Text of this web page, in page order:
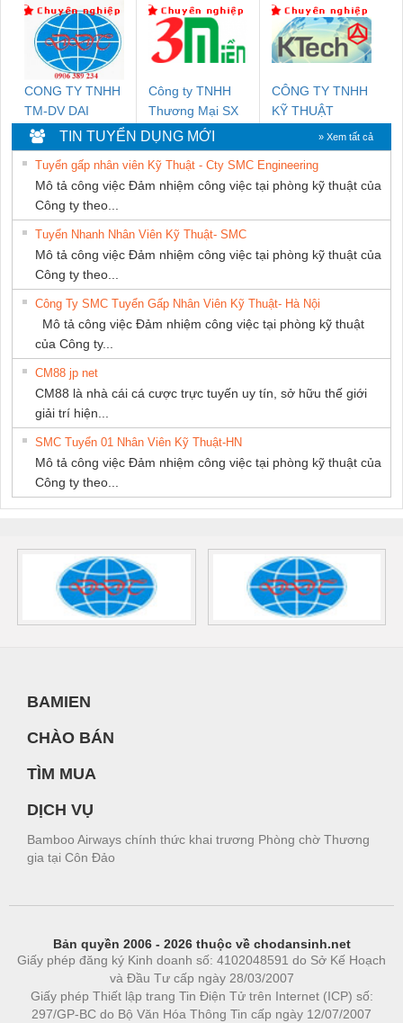
THUẬT ĐIỆN CƠ
GIA HƯNG PHÁT
NAM
PHƯƠNG NAM
CONG TY TNHH
TM-DV DAI
DONG THANH
Công ty TNHH
Thương Mại SX
Ba Miền
CÔNG TY TNHH
KỸ THUẬT
KTECH VIỆT
NAM
TIN TUYỂN DỤNG MỚI » Xem tất cả
Tuyển gấp nhân viên Kỹ Thuật - Cty SMC Engineering
Mô tả công việc Đảm nhiệm công việc tại phòng kỹ thuật của
Công ty theo...
Tuyển Nhanh Nhân Viên Kỹ Thuật- SMC
Mô tả công việc Đảm nhiệm công việc tại phòng kỹ thuật của
Công ty theo...
Công Ty SMC Tuyển Gấp Nhân Viên Kỹ Thuật- Hà Nội
Mô tả công việc Đảm nhiệm công việc tại phòng kỹ thuật
của Công ty...
CM88 jp net
CM88 là nhà cái cá cược trực tuyến uy tín, sở hữu thế giới
giải trí hiện...
SMC Tuyển 01 Nhân Viên Kỹ Thuật-HN
Mô tả công việc Đảm nhiệm công việc tại phòng kỹ thuật của
Công ty theo...
BAMIEN
CHÀO BÁN
TÌM MUA
DỊCH VỤ
Bamboo Airways chính thức khai trương Phòng chờ Thương
gia tại Côn Đảo
Bản quyền 2006 - 2026 thuộc về chodansinh.net
Giấy phép đăng ký Kinh doanh số: 4102048591 do Sở Kế Hoạch
và Đầu Tư cấp ngày 28/03/2007
Giấy phép Thiết lập trang Tin Điện Tử trên Internet (ICP) số:
297/GP-BC do Bộ Văn Hóa Thông Tin cấp ngày 12/07/2007